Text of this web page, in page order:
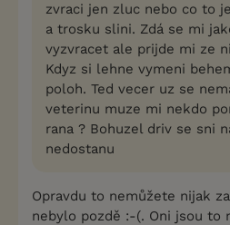
zvraci jen zluc nebo co to
a trosku slini. Zdá se mi
vyzvracet ale prijde mi ze
Kdyz si lehne vymeni
poloh. Ted vecer uz se
veterinu muze mi nekdo
rana ? Bohuzel driv se sni
nedostanu
Opravdu to nemůžete nijak
nebylo pozdě :-(. Oni jsou to